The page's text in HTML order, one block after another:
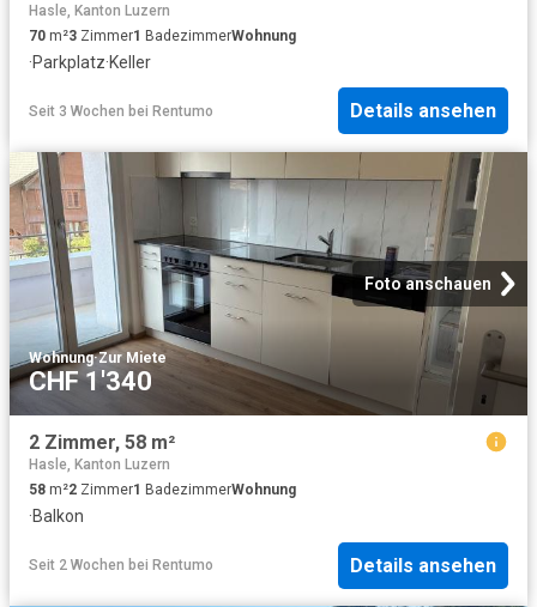
Hasle, Kanton Luzern
70 m²3 Zimmer1 BadezimmerWohnung
·Parkplatz·Keller
Seit 3 Wochen bei Rentumo Details ansehen
Foto anschauen
Wohnung·Zur Miete
CHF 1'340
2 Zimmer, 58 m²
Hasle, Kanton Luzern
58 m²2 Zimmer1 BadezimmerWohnung
·Balkon
Seit 2 Wochen bei Rentumo Details ansehen